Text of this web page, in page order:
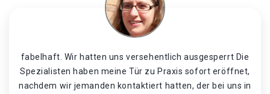
fabelhaft. Wir hatten uns versehentlich ausgesperrt Die
Spezialisten haben meine Tür zu Praxis sofort eröffnet,
nachdem wir jemanden kontaktiert hatten, der bei uns in